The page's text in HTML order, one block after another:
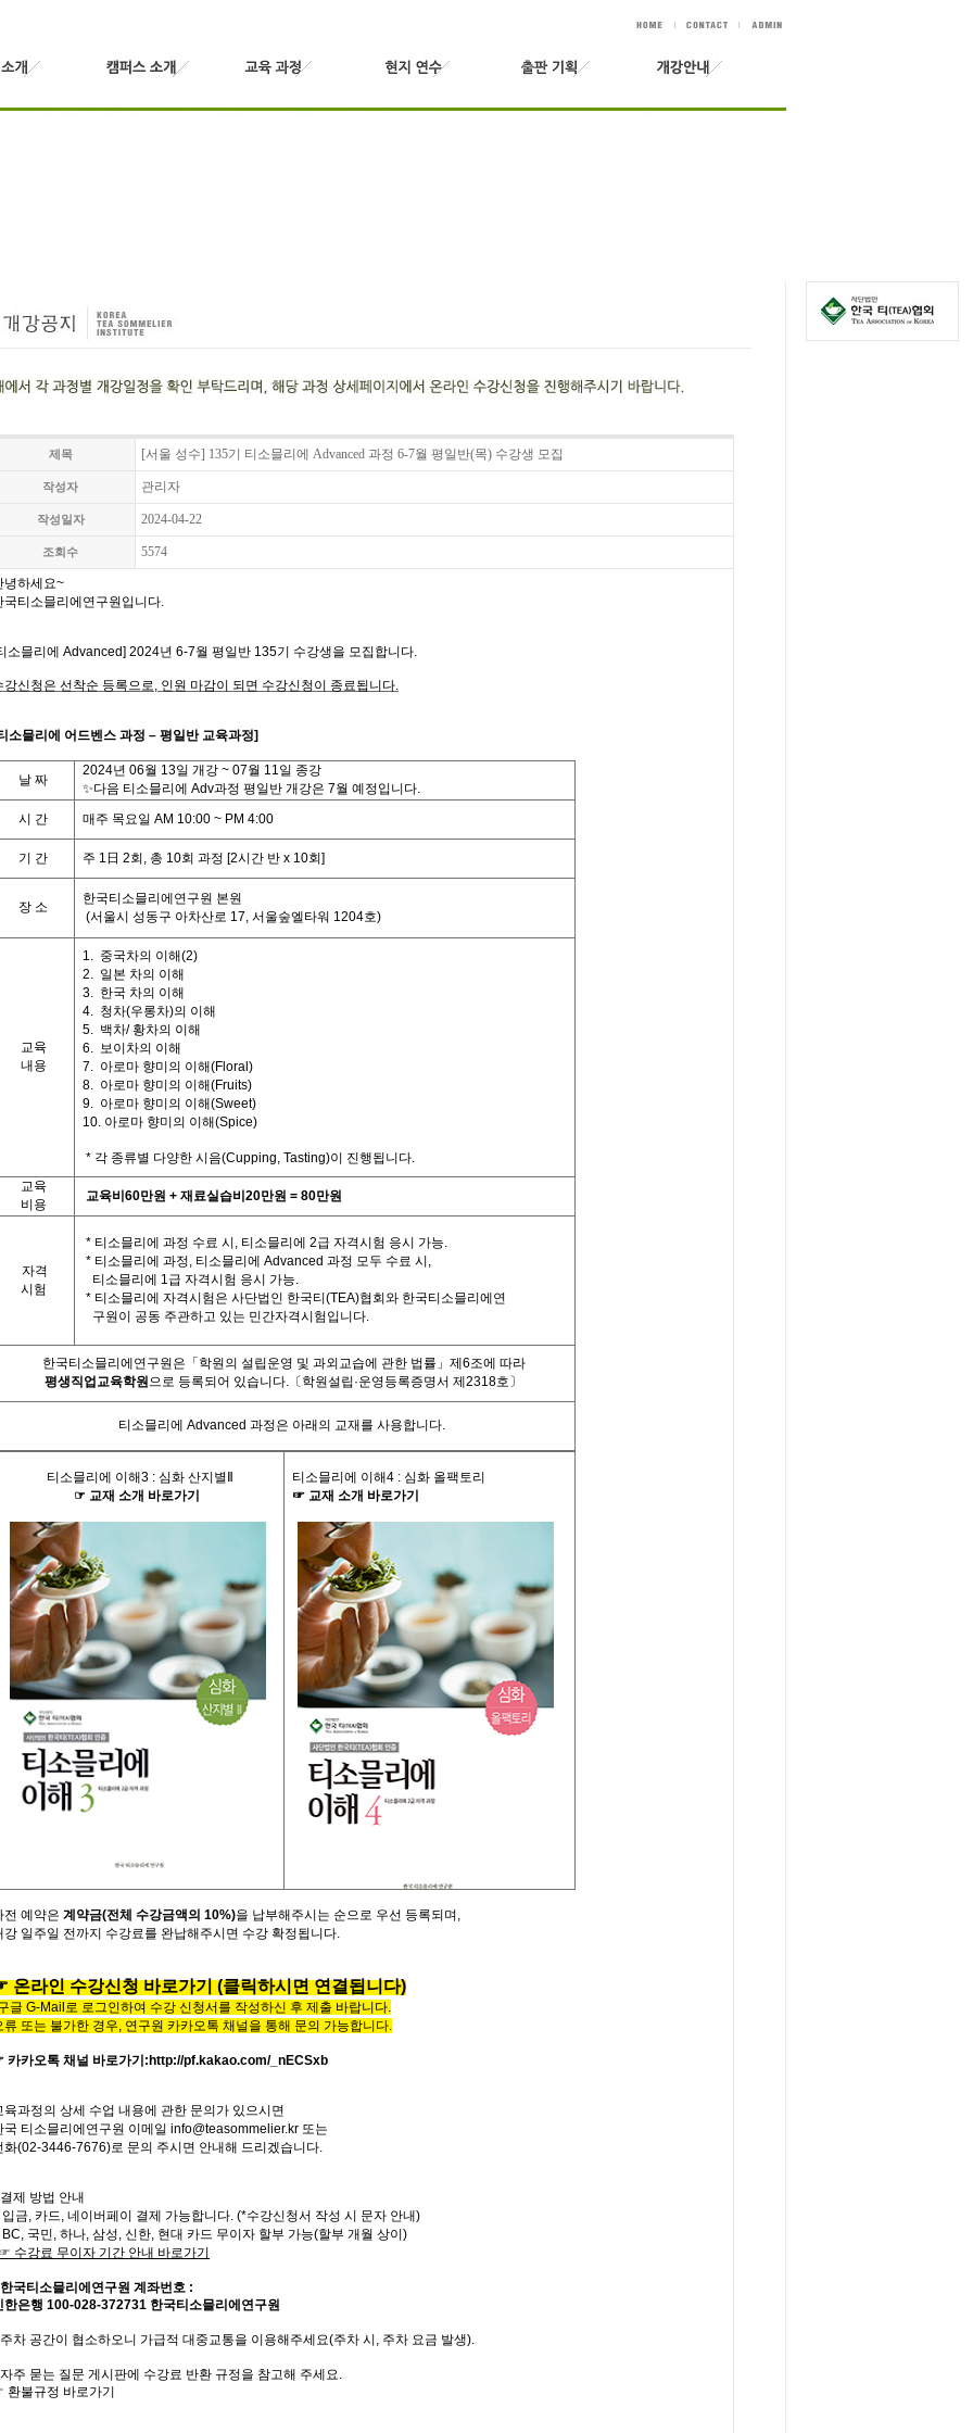
제목 [서울 성수] 135기 티소믈리에 Advanced 과정 6-7월 평일반(목) 수강생 모집
작성자 관리자
작성일자 2024-04-22
조회수 5574
녕하세요~
국티소믈리에연구원입니다.
소믈리에 Advanced] 2024년 6-7월 평일 반 135기 수강생을 모집합니다.
강신청은 선착순 등록으로, 인원 마감이 되면 수강신청이 종료됩니다.
소믈리에 어드벤스 과정 – 평일반교육과정]
날 짜
2024년 06월 13일 개강~ 07월 11일 종강
✨다음 티소믈리에 Adv과정 평일반 개강은 7월 예정입니다.
시
간 매주 목요일 AM 10:00 ~ PM 4:00
기 간 주 1 日 2회 , 총 10회 과정 [2시간 반x 10회 ]
장 소
한국티소믈리에연구원 본원
(서울시 성동구 아차산로 17, 서울숲엘타워 1204호)
교육
내용
1. 중국차의 이해(2)
2. 일본 차의 이해
3. 한국 차의 이해
4. 청차(우롱차)의 이해
5. 백차/ 황차의 이해
6. 보이차의 이해
7. 아로마 향미의 이해(Floral)
8. 아로마 향미의 이해(Fruits)
9. 아로마 향미의 이해(Sweet)
10. 아로마 향미의 이해(Spice)
* 각 종류별 다양한 시음(Cupping, Tasting)이 진행됩니다.
교육
비용
교육비 60만원 + 재료실습비 20만원 = 80만원
자격
시험
* 티소믈리에 과정 수료 시 , 티소믈리에 2급 자격시험 응시 가능.
* 티소믈리에 과정, 티소믈리에 Advanced 과정 모두 수료 시 ,
티소믈리에 1급 자격시험 응시 가능.
* 티소믈리에 자격시험은 사단법인 한국티 (TEA)협회와 한국티소믈리에연
구원이 공동 주관하고 있는 민간자격시험입니다.
한국티소믈리에연구원은「학원의 설립운영 및 과외교습에 관한 법률」제 6조에 따라
평생직업교육학원으로 등록되어 있습니다. 〔학원설립·운영등록증명서 제2318호〕
티소믈리에 Advanced 과정은 아래의 교재를 사용합니다.
티소믈리에 이해3 : 심화 산지별
☞ 교재 소개 바로가기
티소믈리에 이해4 : 심화 올팩토리
☞ 교재 소개 바로가기
전 예약은 계약금(전체 수강금액의 10%)을 납부해주시는 순으로 우선 등록되며 ,
강 일주일 전까지 수강료를 완납해주시면 수강 확정됩니다.
온라인수강신청 바로가기(클릭하시면 연결됩니다)
글 G-Mail로 로그인하여 수강 신청서를 작성하신 후 제출 바랍니다.
류 또는 불가한 경우, 연구원 카카오톡 채널을 통해 문의 가능합니다.
카오톡 채널 바로가기 : http://pf.kakao.com/_nECSxb
육과정의 상세 수업 내용에 관한 문의가 있으시면
국 티소믈리에 연구원 이메일 info@teasommelier.kr 또는
화(02-3446-7676)로 문의 주시면 안내해 드리겠습니다.
제 방법 안내
금, 카드, 네이버페이 결제 가능합니다. (*수강신청서 작성 시 문자 안내)
국민, 하나, 삼성, 신한, 현대 카드 무이자 할부 가능(할부 개월 상이)
수강료 무이자 기간 안내 바로가기
한국티소믈리에연구원 계좌번호 :
한은행 100-028-372731 한국티소믈리에연구원
주차 공간이 협소하오니 가급적 대중교통을 이용해주세요(주차 시 , 주차 요금 발생).
자주 묻는 질문 게시판에 수강료 반환 규정을 참고해 주세요.
환불규정 바로가기